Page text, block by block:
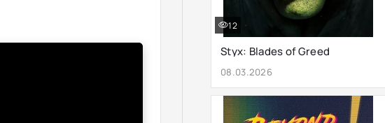
Styx: Blades of Greed
08.03.2026
12